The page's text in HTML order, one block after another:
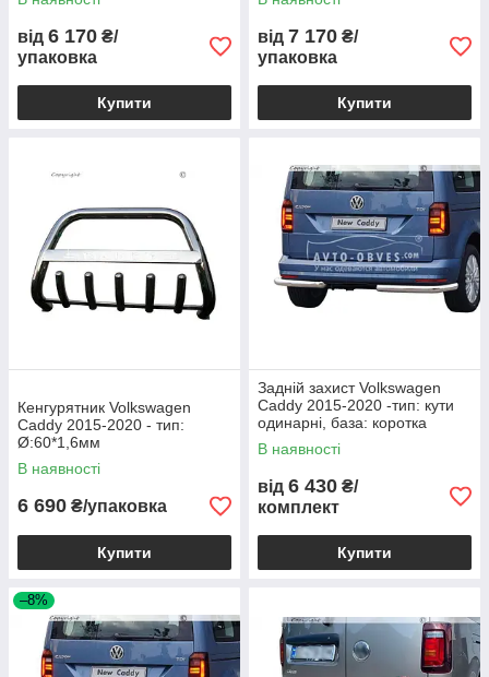
від 6 170 ₴/
упаковка
Купити
від 7 170 ₴/
упаковка
Купити
Кенгурятник Volkswagen
Caddy 2015-2020 - тип:
Ø:60*1,6мм
В наявності
6 690 ₴/упаковка
Купити
Задній захист Volkswagen
Caddy 2015-2020 -тип: кути
одинарні, база: коротка
Ø:60*1,6мм
В наявності
від 6 430 ₴/
комплект
Купити
–8%